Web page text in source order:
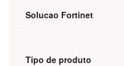
Solucao Fortinet
Tipo de produto